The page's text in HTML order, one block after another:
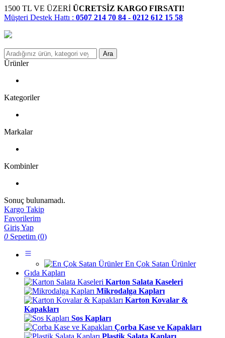
1500 TL VE ÜZERİ ÜCRETSİZ KARGO FIRSATI!
Müşteri Destek Hattı : 0507 214 70 84 - 0212 612 15 58
Ara
Ürünler
Kategoriler
Markalar
Kombinler
Sonuç bulunamadı.
Kargo Takip
Favorilerim
Giriş Yap
0 Sepetim (0)
En Çok Satan Ürünler
Gıda Kapları
Karton Salata Kaseleri
Mikrodalga Kapları
Karton Kovalar &
Kapakları
Sos Kapları
Çorba Kase ve Kapakları
Plastik Salata Kapları